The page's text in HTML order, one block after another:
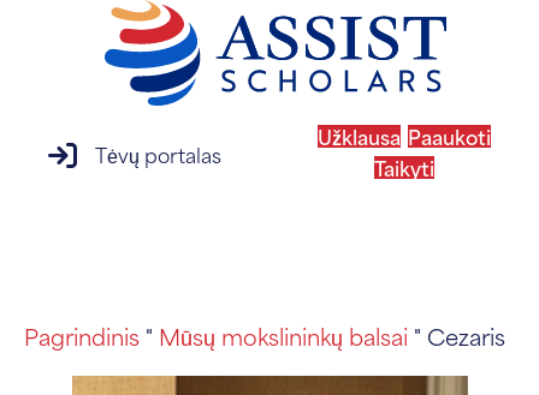
prisijungimas prie tėvų portalo
Tėvų portalas
Užklausa Paaukoti
Taikyti
Pagrindinis " Mūsų mokslininkų balsai " Cezaris